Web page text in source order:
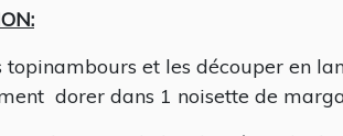
topinambours et les découper en
dorer dans 1 noisette de